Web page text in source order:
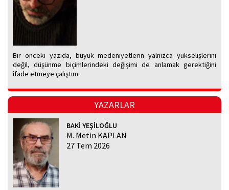
Bir önceki yazıda, büyük medeniyetlerin yalnızca yükselişlerini
değil, düşünme biçimlerindeki değişimi de anlamak gerektiğini
ifade etmeye çalıştım.
YAZARLAR
BAKİ YEŞİLOĞLU
M. Metin KAPLAN
27 Tem 2026